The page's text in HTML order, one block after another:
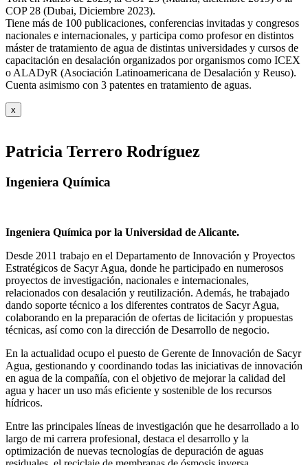
COP 28 (Dubai, Diciembre 2023).
Tiene más de 100 publicaciones, conferencias invitadas y congresos
nacionales e internacionales, y participa como profesor en distintos
máster de tratamiento de agua de distintas universidades y cursos de
capacitación en desalación organizados por organismos como ICEX
o ALADyR (Asociación Latinoamericana de Desalación y Reuso).
Cuenta asimismo con 3 patentes en tratamiento de aguas.
x
Patricia Terrero Rodríguez
Ingeniera Química
Ingeniera Química por la Universidad de Alicante.
Desde 2011 trabajo en el Departamento de Innovación y Proyectos
Estratégicos de Sacyr Agua, donde he participado en numerosos
proyectos de investigación, nacionales e internacionales,
relacionados con desalación y reutilización. Además, he trabajado
dando soporte técnico a los diferentes contratos de Sacyr Agua,
colaborando en la preparación de ofertas de licitación y propuestas
técnicas, así como con la dirección de Desarrollo de negocio.
En la actualidad ocupo el puesto de Gerente de Innovación de Sacyr
Agua, gestionando y coordinando todas las iniciativas de innovación
en agua de la compañía, con el objetivo de mejorar la calidad del
agua y hacer un uso más eficiente y sostenible de los recursos
hídricos.
Entre las principales líneas de investigación que he desarrollado a lo
largo de mi carrera profesional, destaca el desarrollo y la
optimización de nuevas tecnologías de depuración de aguas